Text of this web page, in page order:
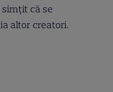
că se
altor creatori.